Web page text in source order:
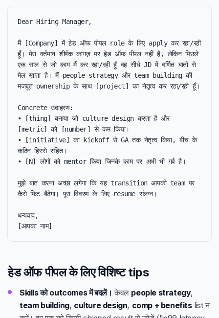
Dear Hiring Manager,
मैं [Company] में हेड ऑफ पीपल role के लिए apply कर रहा/रही
हूँ। मेरा वर्तमान शीर्षक कागज़ पर हेड ऑफ पीपल नहीं है, लेकिन पिछले
एक साल से जो काम मैं कर रहा/रही हूँ वह सीधे JD में वर्णित बातों से
मेल खाता है। मैं people strategy और team building की
मजबूत ownership के साथ [project] का नेतृत्व कर रहा/रही हूँ।
Concrete उदाहरण:
• [thing] बनाया जो culture design करता है और
[metric] को [number] से कम किया।
• [initiative] का kickoff से GA तक नेतृत्व किया, बीच के
कठिन हिस्से सहित।
• [N] लोगों को mentor किया जिनके काम पर अभी भी गर्व है।
मुझे बात करना अच्छा लगेगा कि यह transition आपकी team पर
कैसे फिट बैठेगा। पूरा विवरण के लिए resume संलग्न।
धन्यवाद,
[आपका नाम]
हेड ऑफ पीपल के लिए विशिष्ट tips
Skills को outcomes में बदलें। केवल people strategy,
team building, culture design, comp + benefitslist न